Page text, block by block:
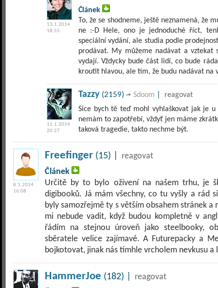
13.1.2014
18:55
Článek
To, že se shodneme, ještě neznamená, že
ne :-D Hele, ono je jednoduché říct,
speciální vydání, ale studia podle
prodávat. My můžeme nadávat a vztekat
vydají. Vždycky bude část lidí, co bude
kroutit hlavou, ale tím, že budu nadávat na
11.1.2014
20:27
Tazzy (2159) Sdoom
reagovat
Sice bych tě teď mohl vyhlaškovat jak je
nemám to zapotřebí, vždyť jen máme
taková tragedie, takto nechme být.
8.1.2014
16:08
Freefinger (15) |
reagovat
Článek
Určitě by to bylo oživení na našem trhu, je
digibooků. Já mám všechny, co tu vyšly a rád
byly samozřejmě ty s větším obsahem stránek a
mi nebude vadit, když budou kompletně v
řádím na stejnou úroveň jako steelbooky,
sběratele velice zajímavé. A Futurepacky a
bojkotovat, jinak nás tímhle vrcholem nevkusu
HammerJoe (182) |
reagovat